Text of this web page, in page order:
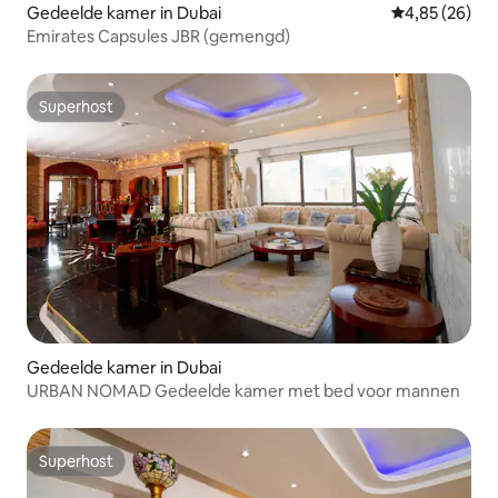
Gedeelde kamer in Dubai Gemiddelde
4,85 (26)
Emirates Capsules JBR (gemengd)
Superhost
Superhost
Gedeelde kamer in Dubai
URBAN NOMAD Gedeelde kamer met bed voor mannen
Superhost
Superhost